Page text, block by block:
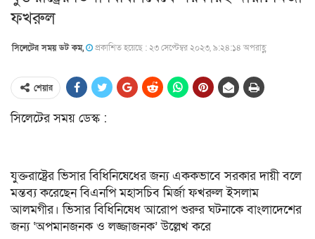
ফখরুল
সিলেটের সময় ডট কম, প্রকাশিত হয়েছে : ২৩ সেপ্টেম্বর ২০২৩, ৯:২৪:১৪ অপরাহ্ণ
শেয়ার
সিলেটের সময় ডেস্ক :
যুক্তরাষ্ট্রের ভিসার বিধিনিষেধের জন্য এককভাবে সরকার দায়ী বলে
মন্তব্য করেছেন বিএনপি মহাসচিব মির্জা ফখরুল ইসলাম
আলমগীর। ভিসার বিধিনিষেধ আরোপ শুরুর ঘটনাকে বাংলাদেশের
জন্য ‘অপমানজনক ও লজ্জাজনক’ উল্লেখ করে